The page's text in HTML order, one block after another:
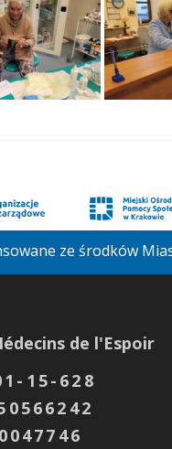
ze środków
de l'Espoir
15-628